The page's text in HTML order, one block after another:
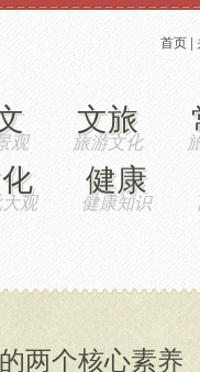
首页 |
文旅
健康
两个核心素养